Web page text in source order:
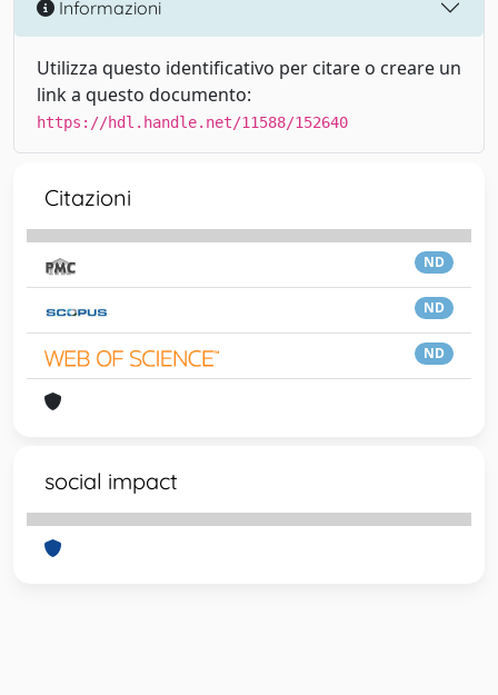
Informazioni
Utilizza questo identificativo per citare o creare un
link a questo documento:
https://hdl.handle.net/11588/152640
Citazioni
ND
ND
ND
social impact